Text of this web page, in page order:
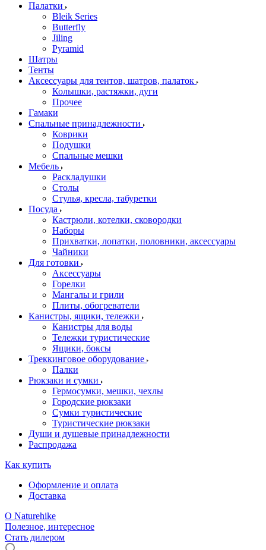
Палатки
Bleik Series
Butterfly
Jiling
Pyramid
Шатры
Тенты
Аксессуары для тентов, шатров, палаток
Колышки, растяжки, дуги
Прочее
Гамаки
Спальные принадлежности
Коврики
Подушки
Спальные мешки
Мебель
Раскладушки
Столы
Стулья, кресла, табуретки
Посуда
Кастрюли, котелки, сковородки
Наборы
Прихватки, лопатки, половники, аксессуары
Чайники
Для готовки
Аксессуары
Горелки
Мангалы и грили
Плиты, обогреватели
Канистры, ящики, тележки
Канистры для воды
Тележки туристические
Ящики, боксы
Треккинговое оборудование
Палки
Рюкзаки и сумки
Гермосумки, мешки, чехлы
Городские рюкзаки
Сумки туристические
Туристические рюкзаки
Души и душевые принадлежности
Распродажа
Как купить
Оформление и оплата
Доставка
О Naturehike
Полезное, интересное
Стать дилером